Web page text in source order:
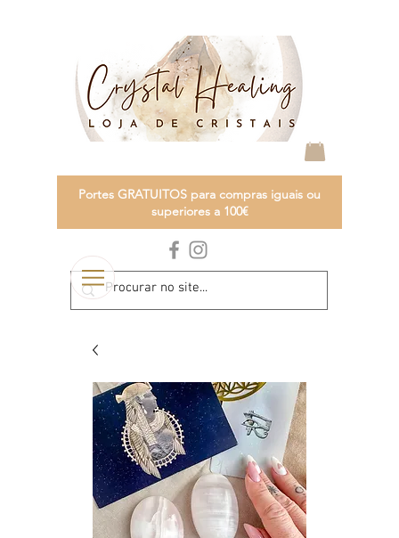
Portes GRATUITOS para compras iguais ou
superiores a 100€